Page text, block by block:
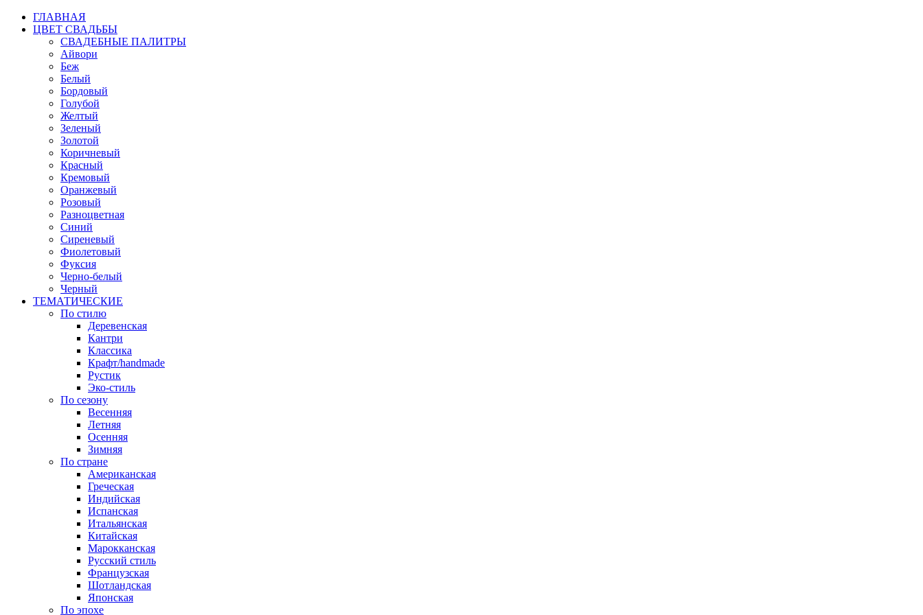
ГЛАВНАЯ
ЦВЕТ СВАДЬБЫ
СВАДЕБНЫЕ ПАЛИТРЫ
Айвори
Беж
Белый
Бордовый
Голубой
Желтый
Зеленый
Золотой
Коричневый
Красный
Кремовый
Оранжевый
Розовый
Разноцветная
Синий
Сиреневый
Фиолетовый
Фуксия
Черно-белый
Черный
ТЕМАТИЧЕСКИЕ
По стилю
Деревенская
Кантри
Классика
Крафт/handmade
Рустик
Эко-стиль
По сезону
Весенняя
Летняя
Осенняя
Зимняя
По стране
Американская
Греческая
Индийская
Испанская
Итальянская
Китайская
Марокканская
Русский стиль
Французская
Шотландская
Японская
По эпохе